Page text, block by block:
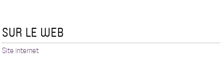
SUR LE WEB
Site internet